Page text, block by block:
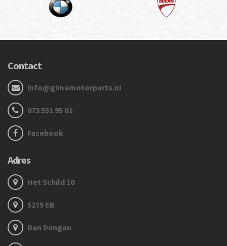
Contact
info@gimamotorparts.nl
073 551 95 02
Facebook
Adres
Het Schild 10
5275 EB
Den Dungen